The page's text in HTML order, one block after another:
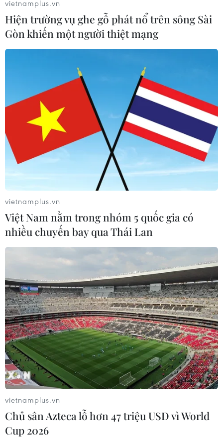
(TTXVN/Vietnam+)
#Giá vàng #Thuế quan #Lãi suất
Giá vàng
Dữ liệu việc làm Mỹ mở thêm dư địa cho giá
vàng trong tuần qua
Giá vàng thế giới quay đầu giảm nhẹ do áp lực
chốt lời
Giá vàng tăng phiên thứ tư liên tiếp, chạm mức
cao nhất trong 7 tuần
Giá vàng thế giới tăng mạnh nhất kể từ tháng
Hai
vietnamplus.vn
Hiện trường vụ ghe gỗ phát nổ trên sông Sài
Gòn khiến một người thiệt mạng
vietnamplus.vn
Việt Nam nằm trong nhóm 5 quốc gia có
nhiều chuyến bay qua Thái Lan
vietnamplus.vn
Chủ sân Azteca lỗ hơn 47 triệu USD vì World
Cup 2026